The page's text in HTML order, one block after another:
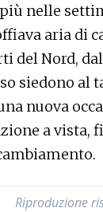
nelle
aria di
del Nord,
siedono al
nuova
a vista,
Riproduzione